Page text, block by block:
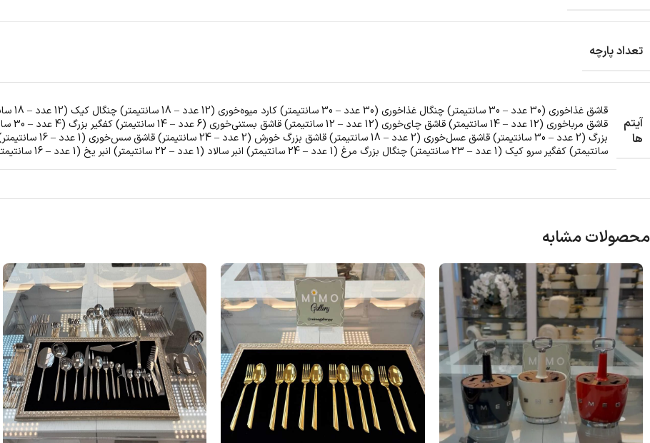
تعداد پارچه
آیتم
ها
سانتیمتر) کفگیر سرو کیک (1 عدد – 23 سانتیمتر) چنگال بزرگ مرغ (1 عدد – 24 سانتیمتر) انبر سالاد (1 عدد – 22 سانتیمتر) انبر یخ (1 عدد – 16 سانتیمتر)
محصولات مشابه